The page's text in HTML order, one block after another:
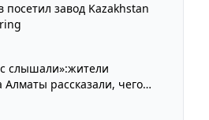
завод Kazakhstan
слышали»:жители
Алматы рассказали, чего
Курултая